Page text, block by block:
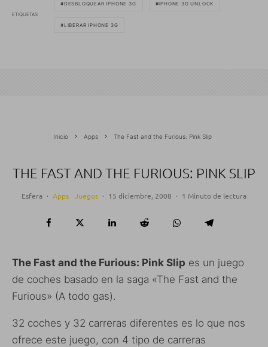
ETIQUETAS
DESBLOQUEAR IPHONE 3G IPHONE 3G UNLOCK
LIBERAR IPHONE 3G
Inicio Apps The Fast and the Furious: Pink Slip
THE FAST AND THE FURIOUS: PINK SLIP
Esfera · Apps Juegos · 15 diciembre, 2008 · 1 Minuto de lectura
The Fast and the Furious: Pink Slip es un juego
de coches basado en la saga «The Fast and the
Furious» (A todo gas).
32 coches y 32 carreras diferentes es lo que nos
ofrece este juego, con 4 tipo de carreras